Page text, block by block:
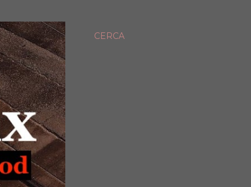
CERCA